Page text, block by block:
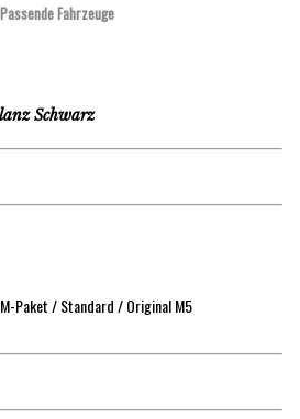
Passende Fahrzeuge
Schwarz
Paket / Standard / Original M5